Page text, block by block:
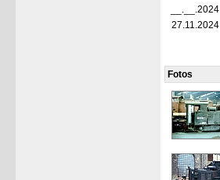
__.__.2024
27.11.2024
Fotos